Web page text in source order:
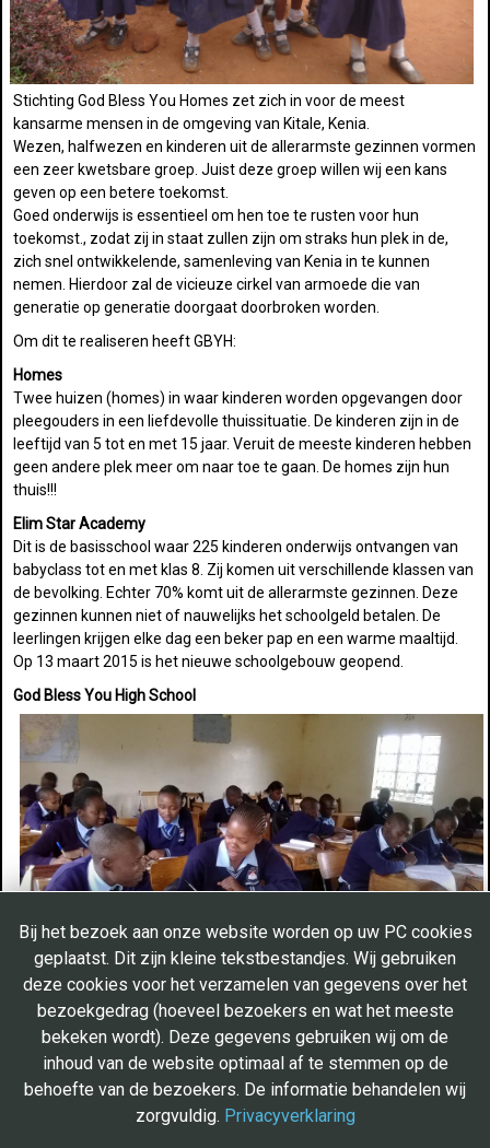
Stichting God Bless You Homes zet zich in voor de meest
kansarme mensen in de omgeving van Kitale, Kenia.
Wezen, halfwezen en kinderen uit de allerarmste gezinnen vormen
een zeer kwetsbare groep. Juist deze groep willen wij een kans
geven op een betere toekomst.
Goed onderwijs is essentieel om hen toe te rusten voor hun
toekomst., zodat zij in staat zullen zijn om straks hun plek in de,
zich snel ontwikkelende, samenleving van Kenia in te kunnen
nemen. Hierdoor zal de vicieuze cirkel van armoede die van
generatie op generatie doorgaat doorbroken worden.
Om dit te realiseren heeft GBYH:
Homes
Twee huizen (homes) in waar kinderen worden opgevangen door
pleegouders in een liefdevolle thuissituatie. De kinderen zijn in de
leeftijd van 5 tot en met 15 jaar. Veruit de meeste kinderen hebben
geen andere plek meer om naar toe te gaan. De homes zijn hun
thuis!!!
Elim Star Academy
Dit is de basisschool waar 225 kinderen onderwijs ontvangen van
babyclass tot en met klas 8. Zij komen uit verschillende klassen van
de bevolking. Echter 70% komt uit de allerarmste gezinnen. Deze
gezinnen kunnen niet of nauwelijks het schoolgeld betalen. De
leerlingen krijgen elke dag een beker pap en een warme maaltijd.
Op 13 maart 2015 is het nieuwe schoolgebouw geopend.
God Bless You High School
Op de middelbare school krijgen 230 studenten in de leeftijd vanaf
14 tot 20 jaar les. De studenten komen uit heel Kenia. Veel van de
studenten zijn wees, half wees en/of komen uit kansarme
gezinnen. Een groot aantal heeft ondanks hun jonge leeftijd
traumatische ervaringen achter de rug. Er wordt elke dag een
warme maaltijd aan de studenten verstrekt. Alle studenten
verblijven op de kostschool.
Bij het bezoek aan onze website worden op uw PC cookies
geplaatst. Dit zijn kleine tekstbestandjes. Wij gebruiken
deze cookies voor het verzamelen van gegevens over het
bezoekgedrag (hoeveel bezoekers en wat het meeste
bekeken wordt). Deze gegevens gebruiken wij om de
inhoud van de website optimaal af te stemmen op de
behoefte van de bezoekers. De informatie behandelen wij
zorgvuldig. Privacyverklaring